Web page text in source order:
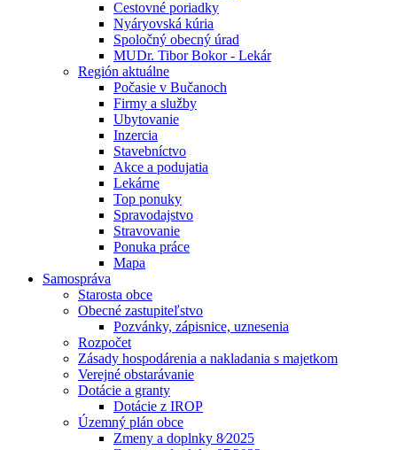
Cestovné poriadky
Nyáryovská kúria
Spoločný obecný úrad
MUDr. Tibor Bokor - Lekár
Región aktuálne
Počasie v Bučanoch
Firmy a služby
Ubytovanie
Inzercia
Stavebníctvo
Akce a podujatia
Lekárne
Top ponuky
Spravodajstvo
Stravovanie
Ponuka práce
Mapa
Samospráva
Starosta obce
Obecné zastupiteľstvo
Pozvánky, zápisnice, uznesenia
Rozpočet
Zásady hospodárenia a nakladania s majetkom
Verejné obstarávanie
Dotácie a granty
Dotácie z IROP
Územný plán obce
Zmeny a doplnky 8⁄2025